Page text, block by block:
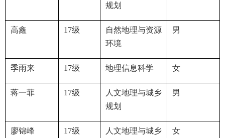
规划
高鑫 17级
自然地理与资源
环境
男
季雨来 17级 地理信息科学 女
蒋一菲 17级
人文地理与城乡
规划
男
廖锦峰 17级 人文地理与城乡 女